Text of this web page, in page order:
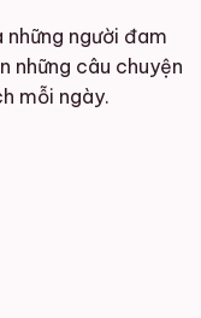
người đam
những câu chuyện
mỗi ngày.